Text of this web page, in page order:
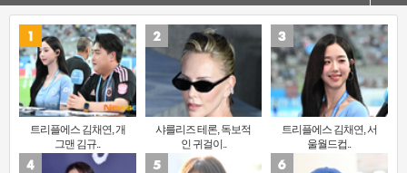
트리플에스 김채연, 개
그맨 김규..
샤를리즈 테론, 독보적
인 귀걸이..
트리플에스 김채연, 서
울월드컵..